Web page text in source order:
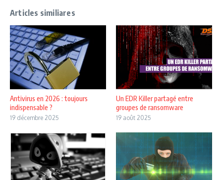
Articles similiares
Antivirus en 2026 : toujours
indispensable ?
19 décembre 2025
Un EDR Killer partagé entre
groupes de ransomware
19 août 2025